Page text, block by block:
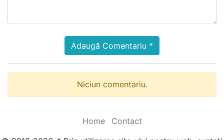
Adaugă Comentariu *
Niciun comentariu.
Home
Contact